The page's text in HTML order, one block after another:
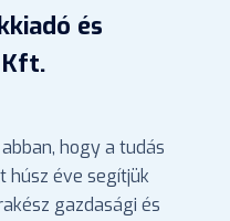
és
Kft.
hogy a tudás
húsz éve segítjük
gazdasági és